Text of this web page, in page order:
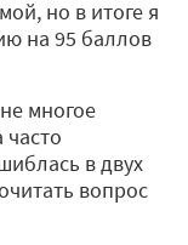
но в итоге я
на 95 баллов
многое
в двух
вопрос